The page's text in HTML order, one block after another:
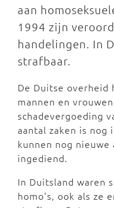
aan
1994 zijn
handelingen. In
strafbaar.
De Duitse overheid
mannen en
schadevergoeding
aantal zaken is nog
kunnen nog nieuwe
ingediend.
In Duitsland waren
homo's, ook als ze